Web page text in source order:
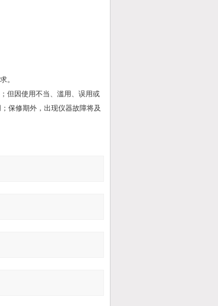
。
但因使用不当、滥用、误用或
保修期外，出现仪器故障将及